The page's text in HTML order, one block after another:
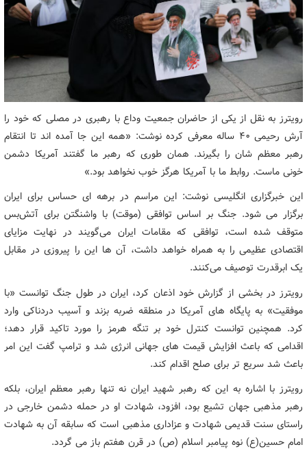
رویترز به نقل از یکی از حاضران جمعیت وداع با رهبری در مصلی که خود را
آرش رحیمی ۴۰ ساله معرفی کرده نوشت: «همه این جا آمده اند تا انتقام
رهبر معظم شان را بگیرند. همان طوری که رهبر ما گفتند آمریکا دشمن
خونی ماست. روابط ما با آمریکا هرگز خوب نخواهد بود.»
این خبرگزاری انگلیسی نوشت: این مراسم در برهه ای حساس برای ایران
برگزار می شود. جنگ بر اساس توافقی (موقت) با واشنگتن برای آتش‌بس
متوقف شده است، توافقی که مقامات ایران می‌گویند در نهایت مزایای
اقتصادی عظیمی را به همراه خواهد داشت، آن ها این را پیروزی در مقابل
یک ابرقدرت توصیف می‌کنند.
رویترز در بخشی از گزارش خود اذعان کرد، ایران در طول جنگ توانست «با
موفقیت» به پایگاه های آمریکا در منطقه ضربه بزند و آسیب دردناکی وارد
کرد. همچنین توانست کنترل خود بر تنگه هرمز را مورد تاکید قرار دهد؛
اقدامی که باعث افزایش قیمت های جهانی انرژی شد و ترامپ گفت این امر
باعث شد سریع تر برای صلح اقدام کند.
رویترز با اشاره به این که رهبر شهید ایران نه تنها رهبر معظم ایران، بلکه
رهبر مذهبی جهان تشیع بود، افزود، شهادت او در حمله دشمن خارجی در
راستای سنت قدیمی شهادت و عزاداری مذهبی است که سابقه آن به شهادت
امام حسین(ع) نوه پیامبر اسلام (ص) در قرن هفتم باز می گردد.